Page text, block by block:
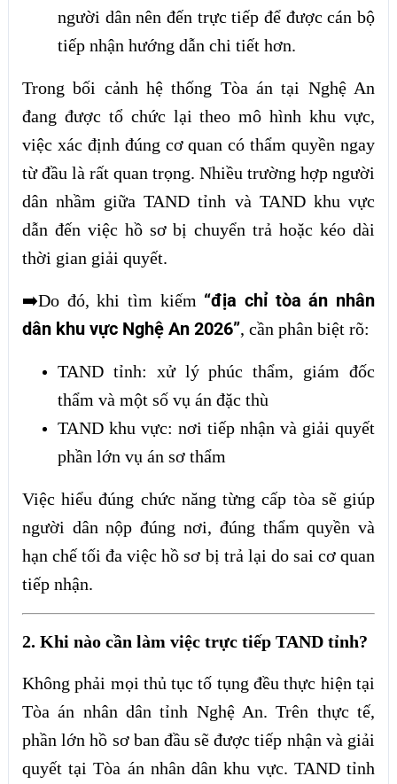
người dân nên đến trực tiếp để được cán bộ
tiếp nhận hướng dẫn chi tiết hơn.
Trong bối cảnh hệ thống Tòa án tại Nghệ An
đang được tổ chức lại theo mô hình khu vực,
việc xác định đúng cơ quan có thẩm quyền ngay
từ đầu là rất quan trọng. Nhiều trường hợp người
dân nhầm giữa TAND tỉnh và TAND khu vực
dẫn đến việc hồ sơ bị chuyển trả hoặc kéo dài
thời gian giải quyết.
➡️Do đó, khi tìm kiếm “địa chỉ tòa án nhân
dân khu vực Nghệ An 2026”, cần phân biệt rõ:
TAND tỉnh: xử lý phúc thẩm, giám đốc
thẩm và một số vụ án đặc thù
TAND khu vực: nơi tiếp nhận và giải quyết
phần lớn vụ án sơ thẩm
Việc hiểu đúng chức năng từng cấp tòa sẽ giúp
người dân nộp đúng nơi, đúng thẩm quyền và
hạn chế tối đa việc hồ sơ bị trả lại do sai cơ quan
tiếp nhận.
2. Khi nào cần làm việc trực tiếp TAND tỉnh?
Không phải mọi thủ tục tố tụng đều thực hiện tại
Tòa án nhân dân tỉnh Nghệ An. Trên thực tế,
phần lớn hồ sơ ban đầu sẽ được tiếp nhận và giải
quyết tại Tòa án nhân dân khu vực. TAND tỉnh